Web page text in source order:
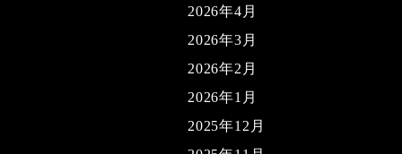
2026年4月
2026年3月
2026年2月
2026年1月
2025年12月